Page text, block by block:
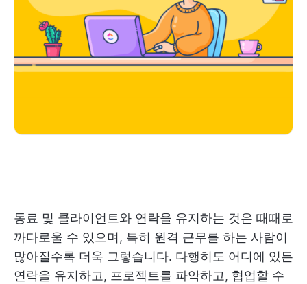
동료 및 클라이언트와 연락을 유지하는 것은 때때로
까다로울 수 있으며, 특히 원격 근무를 하는 사람이
많아질수록 더욱 그렇습니다. 다행히도 어디에 있든
연락을 유지하고, 프로젝트를 파악하고, 협업할 수